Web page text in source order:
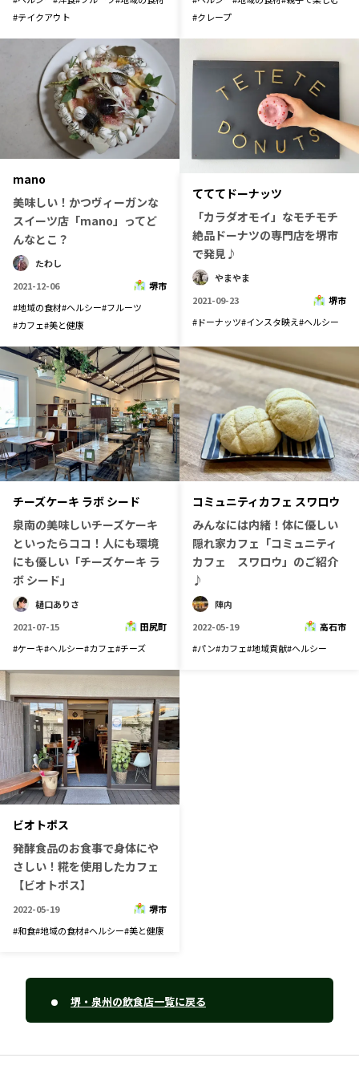
#テイクアウト
#クレープ
mano
美味しい！かつヴィーガンな
スイーツ店「mano」ってど
んなとこ？
たわし
2021-12-06
堺市
#地域の食材#ヘルシー#フルーツ
#カフェ#美と健康
てててドーナッツ
「カラダオモイ」なモチモチ
絶品ドーナツの専門店を堺市
で発見♪
やまやま
2021-09-23
堺市
#ドーナッツ#インスタ映え#ヘルシー
チーズケーキ ラボ シード
泉南の美味しいチーズケーキ
といったらココ！人にも環境
にも優しい「チーズケーキ ラ
ボ シード」
樋口ありさ
2021-07-15
田尻町
#ケーキ#ヘルシー#カフェ#チーズ
コミュニティカフェ スワロウ
みんなには内緒！体に優しい
隠れ家カフェ「コミュニティ
カフェ スワロウ」のご紹介
♪
陣内
2022-05-19
高石市
#パン#カフェ#地域貢献#ヘルシー
ビオトポス
発酵食品のお食事で身体にや
さしい！糀を使用したカフェ
【ビオトポス】
2022-05-19
堺市
#和食#地域の食材#ヘルシー#美と健康
堺・泉州の飲食店一覧に戻る